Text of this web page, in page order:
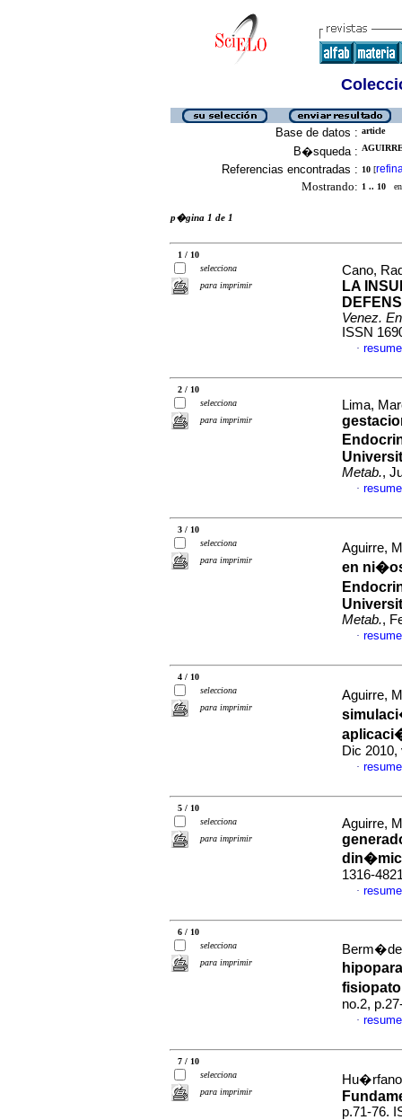
Base de datos : article
B�squeda :
Referencias encontradas : 10 [
Mostrando: 1 .. 10 en
p�gina 1 de 1
1 / 10
selecciona
para imprimir
Cano,
LA
Venez.
ISSN
·
2 / 10
selecciona
para imprimir
Lima,
Metab.,
·
3 / 10
selecciona
para imprimir
Aguirre,
en
Metab.,
·
4 / 10
selecciona
para imprimir
Aguirre,
Dic 2010,
·
5 / 10
selecciona
para imprimir
Aguirre,
1316-
·
6 / 10
selecciona
para imprimir
no.2,
·
7 / 10
selecciona
para imprimir
p.71-76.